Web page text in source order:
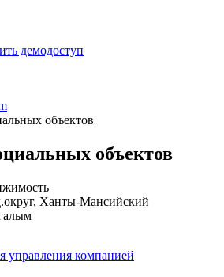
демодоступ
объектов
объектов
Ханты-Мансийский
управления компанией